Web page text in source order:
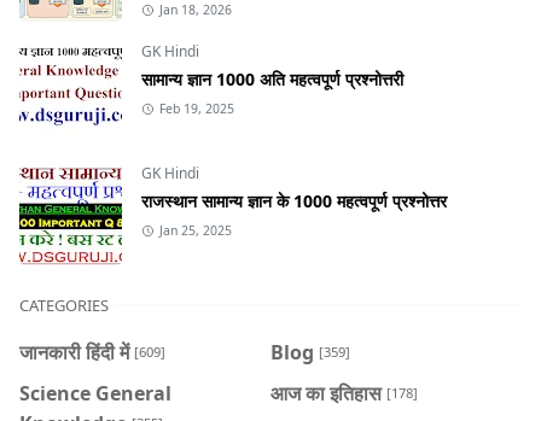
Jan 18, 2026
GK Hindi
सामान्य ज्ञान 1000 अति महत्वपूर्ण प्रश्नोत्तरी
Feb 19, 2025
GK Hindi
राजस्थान सामान्य ज्ञान के 1000 महत्वपूर्ण प्रश्नोत्तर
Jan 25, 2025
CATEGORIES
जानकारी हिंदी में [609] Blog [359]
Science General
आज का इतिहास [178]